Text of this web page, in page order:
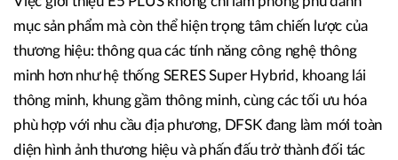
mục sản phẩm mà còn thể hiện trọng tâm chiến lược của
thương hiệu: thông qua các tính năng công nghệ thông
minh hơn như hệ thống SERES Super Hybrid, khoang lái
thông minh, khung gầm thông minh, cùng các tối ưu hóa
phù hợp với nhu cầu địa phương, DFSK đang làm mới toàn
diện hình ảnh thương hiệu và phấn đấu trở thành đối tác